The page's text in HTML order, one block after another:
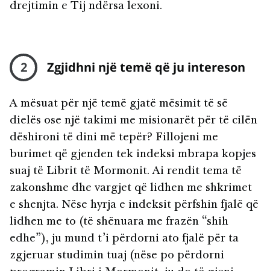
drejtimin e Tij ndërsa lexoni.
2 Zgjidhni një temë që ju intereson
A mësuat për një temë gjatë mësimit të së
dielës ose një takimi me misionarët për të cilën
dëshironi të dini më tepër? Fillojeni me
burimet që gjenden tek indeksi mbrapa kopjes
suaj të Librit të Mormonit. Ai rendit tema të
zakonshme dhe vargjet që lidhen me shkrimet
e shenjta. Nëse hyrja e indeksit përfshin fjalë që
lidhen me to (të shënuara me frazën “shih
edhe”), ju mund t’i përdorni ato fjalë për ta
zgjeruar studimin tuaj (nëse po përdorni